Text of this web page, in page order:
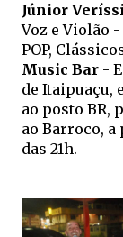
Júnior
Voz e Violão -
POP,
Music Bar -
de Itaipuaçu,
ao posto BR,
ao Barroco,
das 21h.